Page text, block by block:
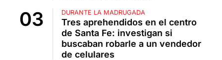
DURANTE LA MADRUGADA
Tres aprehendidos en el centro
de Santa Fe: investigan si
buscaban robarle a un vendedor
de celulares